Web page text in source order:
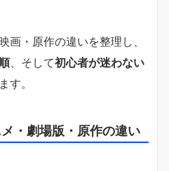
画・原作の違いを整理し、
、そして初心者が迷わない
す。
・劇場版・原作の違い